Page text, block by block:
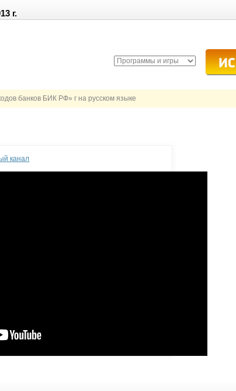
г.
банков БИК РФ» г на русском языке
канал